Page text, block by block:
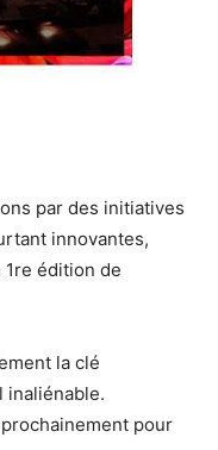
par des initiatives
innovantes,
1re édition de
la clé
inaliénable.
pour